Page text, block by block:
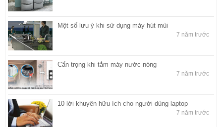
Một số lưu ý khi sử dụng máy hút mùi
7 năm trước
Cẩn trọng khi tắm máy nước nóng
7 năm trước
10 lời khuyên hữu ích cho người dùng laptop
7 năm trước